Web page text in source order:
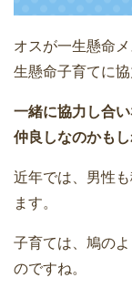
オスが一生懸命
生懸命子育てに
一緒に協力し合
仲良しなのかもし
近年では、男性
ます。
子育ては、鳩の
のですね。